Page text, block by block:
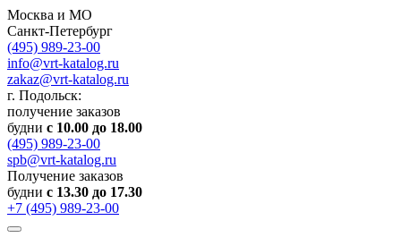
Москва и МО
Санкт-Петербург
(495) 989-23-00
info@vrt-katalog.ru
zakaz@vrt-katalog.ru
г. Подольск:
получение заказов
будни с 10.00 до 18.00
(495) 989-23-00
spb@vrt-katalog.ru
Получение заказов
будни с 13.30 до 17.30
+7 (495) 989-23-00